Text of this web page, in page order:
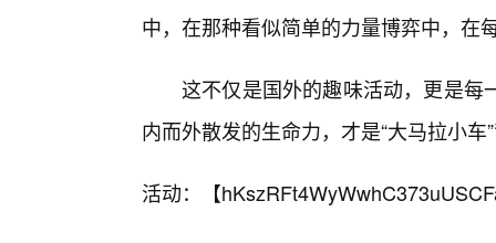
中，在那种看似简单的力量博弈中，在
这不仅是国外的趣味活动，更是每
内而外散发的生命力，才是“大马拉小车
活动：【